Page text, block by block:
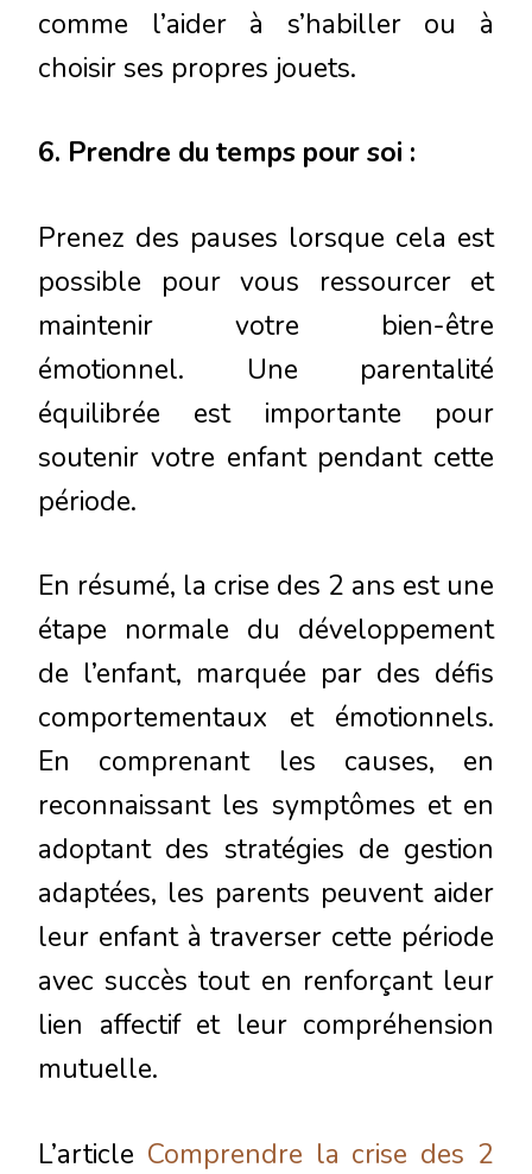
comme l’aider à s’habiller ou à
choisir ses propres jouets.
6. Prendre du temps pour soi :
Prenez des pauses lorsque cela est
possible pour vous ressourcer et
maintenir votre bien-être
émotionnel. Une parentalité
équilibrée est importante pour
soutenir votre enfant pendant cette
période.
En résumé, la crise des 2 ans est une
étape normale du développement
de l’enfant, marquée par des défis
comportementaux et émotionnels.
En comprenant les causes, en
reconnaissant les symptômes et en
adoptant des stratégies de gestion
adaptées, les parents peuvent aider
leur enfant à traverser cette période
avec succès tout en renforçant leur
lien affectif et leur compréhension
mutuelle.
L’article Comprendre la crise des 2